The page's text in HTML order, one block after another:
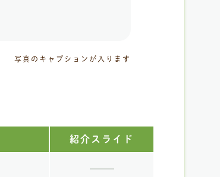
写真のキャプションが入ります
紹介スライド